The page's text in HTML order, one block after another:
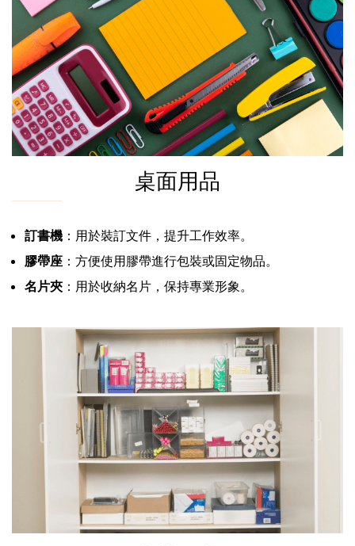
桌面用品
訂書機 ：用於裝訂文件，提升工作效率。
膠帶座 ：方便使用膠帶進行包裝或固定物品。
名片夾 ：用於收納名片，保持專業形象。